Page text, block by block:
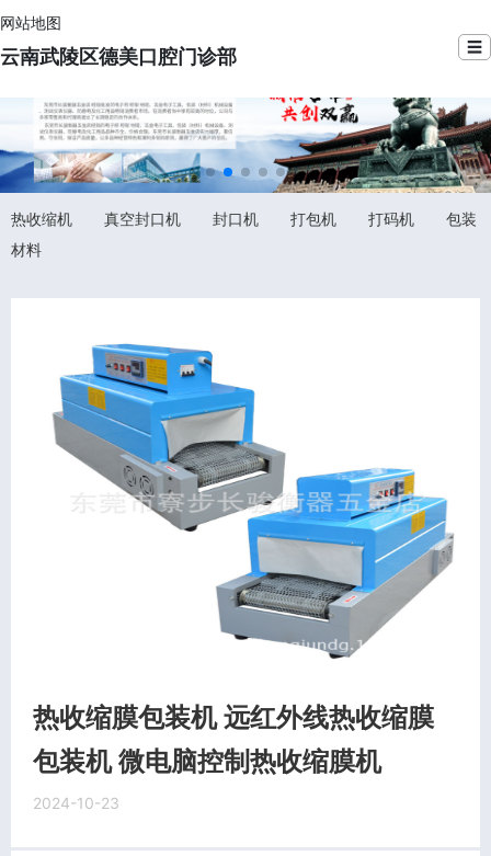
网站地图
云南武陵区德美口腔门诊部 ☰
热收缩机 真空封口机 封口机 打包机 打码机
包装
材料
热收缩膜包装机 远红外线热收缩膜
包装机 微电脑控制热收缩膜机
2024-10-23